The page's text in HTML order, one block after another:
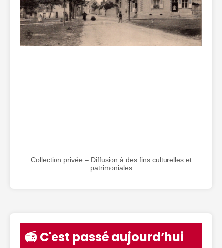
Collection privée – Diffusion à des fins culturelles et
patrimoniales
📻 C'est passé aujourd’hui